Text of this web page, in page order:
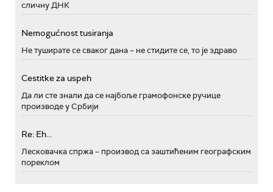
сличну ДНК
Nemogućnost tusiranja
Не туширате се сваког дана – не стидите се, то је здраво
Cestitke za uspeh
Да ли сте знали да се најбоље грамофонске ручице
производе у Србији
Re: Eh...
Лесковачка спржа – производ са заштићеним географским
пореклом